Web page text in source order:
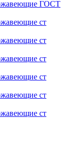
ГОСТ
ст
ст
ст
ст
ст
ст